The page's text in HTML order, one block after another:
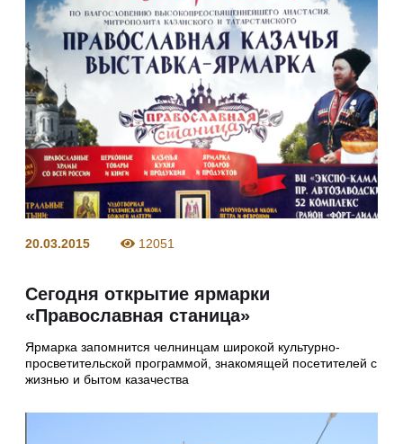
20.03.2015 12051
Сегодня открытие ярмарки
«Православная станица»
Ярмарка запомнится челнинцам широкой культурно-
просветительской программой, знакомящей посетителей с
жизнью и бытом казачества